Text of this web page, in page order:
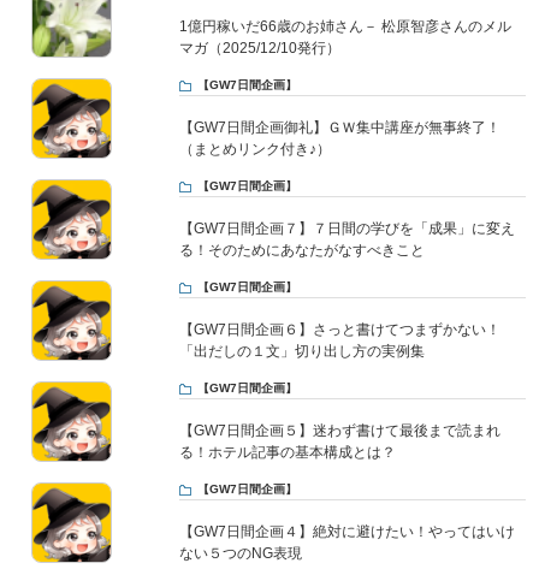
1億円稼いだ66歳のお姉さん－ 松原智彦さんのメル
マガ（2025/12/10発行）
【GW7日間企画】
【GW7日間企画御礼】ＧＷ集中講座が無事終了！
（まとめリンク付き♪）
【GW7日間企画】
【GW7日間企画７】７日間の学びを「成果」に変え
る！そのためにあなたがなすべきこと
【GW7日間企画】
【GW7日間企画６】さっと書けてつまずかない！
「出だしの１文」切り出し方の実例集
【GW7日間企画】
【GW7日間企画５】迷わず書けて最後まで読まれ
る！ホテル記事の基本構成とは？
【GW7日間企画】
【GW7日間企画４】絶対に避けたい！やってはいけ
ない５つのNG表現